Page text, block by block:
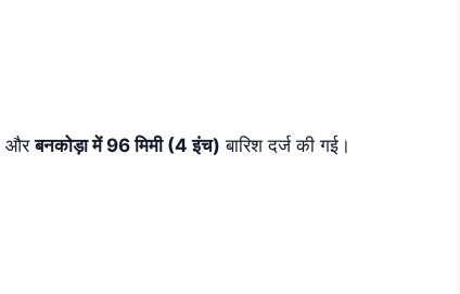
औरबनकोड़ा में 96 मिमी (4 इंच) बारिश दर्ज की गई।